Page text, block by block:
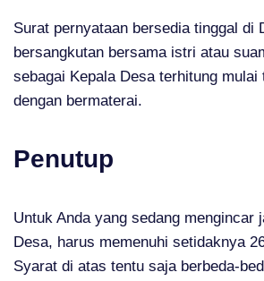
Surat pernyataan bersedia tinggal di
bersangkutan bersama istri atau
sebagai Kepala Desa terhitung mulai
dengan bermaterai.
Penutup
Untuk Anda yang sedang mengincar
Desa, harus memenuhi setidaknya
Syarat di atas tentu saja berbeda-